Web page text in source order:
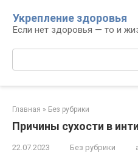
контенту
Укрепление здоровья
Если нет здоровья — то и
Поиск:
Главная » Без рубрики
Причины сухости в
22.07.2023 Без рубрики